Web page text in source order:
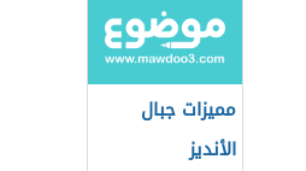
مميزات جبال
الأنديز